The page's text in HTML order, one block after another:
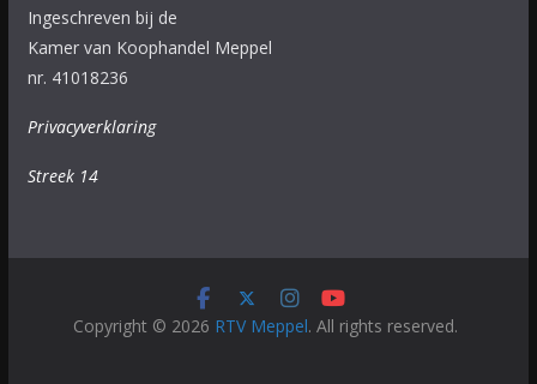
Ingeschreven bij de
Kamer van Koophandel Meppel
nr. 41018236
Privacyverklaring
Streek 14
Copyright © 2026 RTV Meppel. All rights reserved.